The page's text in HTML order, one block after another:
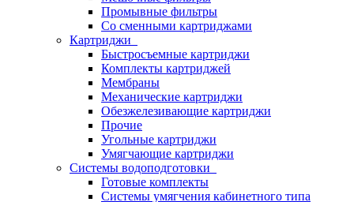
Промывные фильтры
Со сменными картриджами
Картриджи
Быстросъемные картриджи
Комплекты картриджей
Мембраны
Механические картриджи
Обезжелезивающие картриджи
Прочие
Угольные картриджи
Умягчающие картриджи
Системы водоподготовки
Готовые комплекты
Системы умягчения кабинетного типа